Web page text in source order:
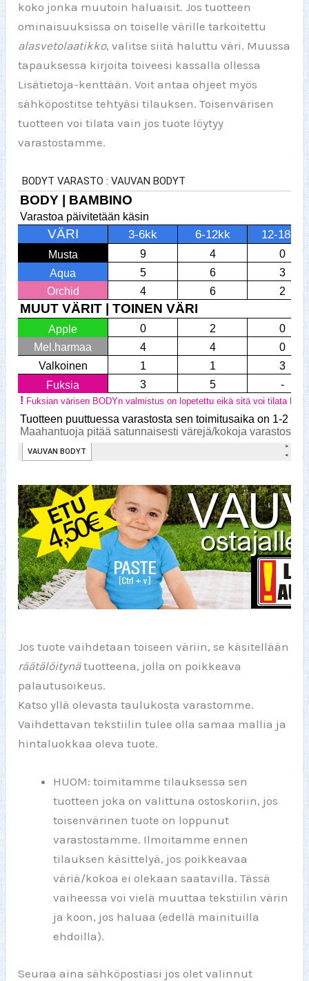
koko jonka muutoin haluaisit. Jos tuotteen
ominaisuuksissa on toiselle värille tarkoitettu
alasvetolaatikko, valitse siitä haluttu väri. Muussa
tapauksessa kirjoita toiveesi kassalla ollessa
Lisätietoja-kenttään. Voit antaa ohjeet myös
sähköpostitse tehtyäsi tilauksen. Toisenvärisen
tuotteen voi tilata vain jos tuote löytyy
varastostamme.
Jos tuote vaihdetaan toiseen väriin, se käsitellään
räätälöitynätuotteena, jolla on poikkeava
palautusoikeus.
Katso yllä olevasta taulukosta varastomme.
Vaihdettavan tekstiilin tulee olla samaa mallia ja
hintaluokkaa oleva tuote.
HUOM: toimitamme tilauksessa sen
tuotteen joka on valittuna ostoskoriin, jos
toisenvärinen tuote on loppunut
varastostamme. Ilmoitamme ennen
tilauksen käsittelyä, jos poikkeavaa
väriä/kokoa ei olekaan saatavilla. Tässä
vaiheessa voi vielä muuttaa tekstiilin värin
ja koon, jos haluaa (edellä mainituilla
ehdoilla).
Seuraa aina sähköpostiasi jos olet valinnut